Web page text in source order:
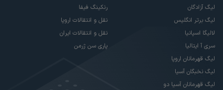
لیگ آزادگان
لیگ برتر انگلیس
لالیگا اسپانیا
سری آ ایتالیا
لیگ قهرمانان اروپا
لیگ نخبگان آسیا
لیگ قهرمانان آسیا دو
رنکینگ فیفا
نقل و انتقالات اروپا
نقل و انتقالات ایران
پاری سن ژرمن